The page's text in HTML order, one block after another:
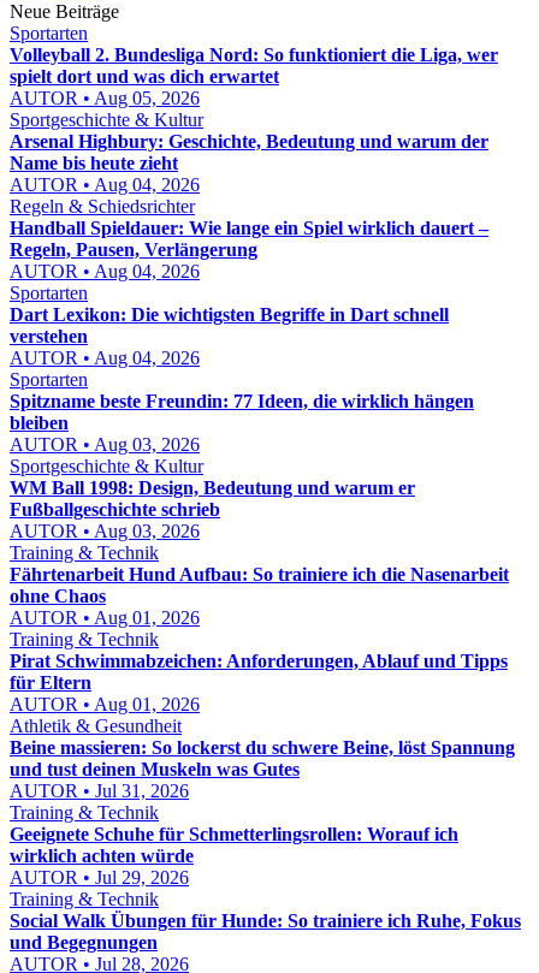
Neue Beiträge
Sportarten
Volleyball 2. Bundesliga Nord: So funktioniert die Liga, wer
spielt dort und was dich erwartet
AUTOR • Aug 05, 2026
Sportgeschichte & Kultur
Arsenal Highbury: Geschichte, Bedeutung und warum der
Name bis heute zieht
AUTOR • Aug 04, 2026
Regeln & Schiedsrichter
Handball Spieldauer: Wie lange ein Spiel wirklich dauert –
Regeln, Pausen, Verlängerung
AUTOR • Aug 04, 2026
Sportarten
Dart Lexikon: Die wichtigsten Begriffe in Dart schnell
verstehen
AUTOR • Aug 04, 2026
Sportarten
Spitzname beste Freundin: 77 Ideen, die wirklich hängen
bleiben
AUTOR • Aug 03, 2026
Sportgeschichte & Kultur
WM Ball 1998: Design, Bedeutung und warum er
Fußballgeschichte schrieb
AUTOR • Aug 03, 2026
Training & Technik
Fährtenarbeit Hund Aufbau: So trainiere ich die Nasenarbeit
ohne Chaos
AUTOR • Aug 01, 2026
Training & Technik
Pirat Schwimmabzeichen: Anforderungen, Ablauf und Tipps
für Eltern
AUTOR • Aug 01, 2026
Athletik & Gesundheit
Beine massieren: So lockerst du schwere Beine, löst Spannung
und tust deinen Muskeln was Gutes
AUTOR • Jul 31, 2026
Training & Technik
Geeignete Schuhe für Schmetterlingsrollen: Worauf ich
wirklich achten würde
AUTOR • Jul 29, 2026
Training & Technik
Social Walk Übungen für Hunde: So trainiere ich Ruhe, Fokus
und Begegnungen
AUTOR • Jul 28, 2026